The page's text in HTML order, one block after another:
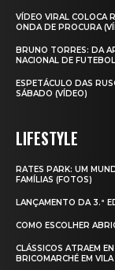
VÍDEO VIRAL COLOCA
ONDA DE PROCURA
BRUNO TORRES: DA
NACIONAL DE
ESPETÁCULO DAS
SÁBADO (VÍDEO)
LIFESTYLE
RATES PARK: UM
FAMÍLIAS (FOTOS)
LANÇAMENTO DA 3.ª
COMO ESCOLHER
CLÁSSICOS ATRAEM
BRICOMARCHÉ EM